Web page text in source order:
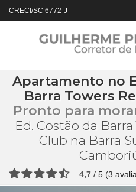
CRECI/SC 6772-J
Apartamento no
Barra Towers
Pronto para
Ed. Costão da
Club na Barra
4,7 / 5 (3